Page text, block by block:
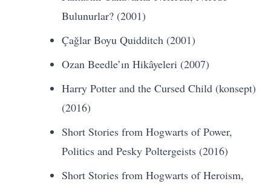
Bulunurlar? (2001)
Çağlar Boyu Quidditch (2001)
Ozan Beedle’ın Hikâyeleri (2007)
Harry Potter and the Cursed Child (konsept)
(2016)
Short Stories from Hogwarts of Power,
Politics and Pesky Poltergeists (2016)
Short Stories from Hogwarts of Heroism,